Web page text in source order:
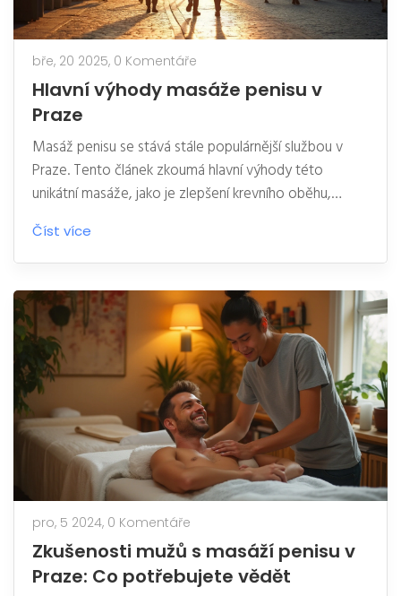
bře, 20 2025, 0 Komentáře
Hlavní výhody masáže penisu v
Praze
Masáž penisu se stává stále populárnější službou v
Praze. Tento článek zkoumá hlavní výhody této
unikátní masáže, jako je zlepšení krevního oběhu,
snížení stresu a podpora sexuálního zdraví. Tipy na
výběr správného maséra a co od procedury očekávat
dělají tento průvodce nepostradatelným pro každého,
kdo chce zlepšit svůj intimní život. V článku se
zaměříme na praktické rady a klíčové informace, které
mohou výrazně přispět ke kvalitnějšímu prožitku.
Číst více
pro, 5 2024, 0 Komentáře
Zkušenosti mužů s masáží penisu v
Praze: Co potřebujete vědět